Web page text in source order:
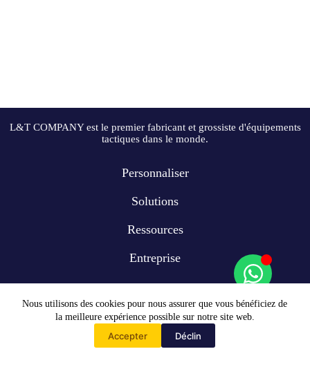
Nous utilisons des cookies pour nous assurer que vous bénéficiez de
la meilleure expérience possible sur notre site web.
Accepter Déclin
L&T COMPANY est le premier fabricant et grossiste d'équipements
tactiques dans le monde.
Personnaliser
Solutions
Ressources
Entreprise
Copyright © 2009-2024 L&T COMPANY Co, Ltd. Tous droits